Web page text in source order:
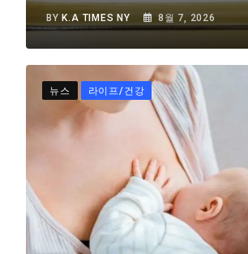
BY K.A TIMES NY 8월 7, 2026
뉴스 라이프/건강